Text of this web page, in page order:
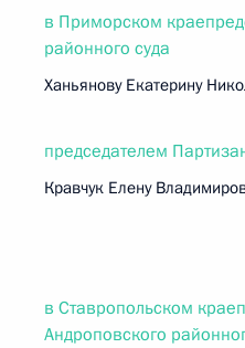
в Приморском
районного суда
Ханьянову Екатерину
председателем
Кравчук Елену
в Ставропольском
Андроповского